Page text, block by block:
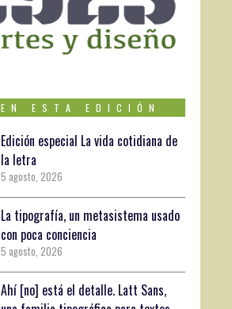
EN ESTA EDICIÓN
Edición especial La vida cotidiana de
la letra
5 agosto, 2026
La tipografía, un metasistema usado
con poca conciencia
5 agosto, 2026
Ahí [no] está el detalle. Latt Sans,